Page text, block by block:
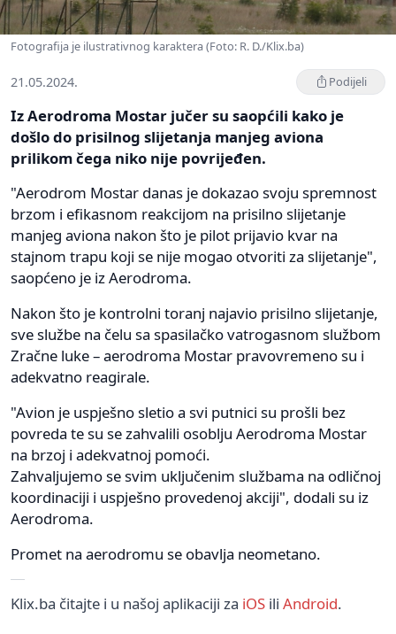
Fotografija je ilustrativnog karaktera (Foto: R. D./Klix.ba)
21.05.2024. Podijeli
Iz Aerodroma Mostar jučer su saopćili kako je
došlo do prisilnog slijetanja manjeg aviona
prilikom čega niko nije povrijeđen.
"Aerodrom Mostar danas je dokazao svoju spremnost
brzom i efikasnom reakcijom na prisilno slijetanje
manjeg aviona nakon što je pilot prijavio kvar na
stajnom trapu koji se nije mogao otvoriti za slijetanje",
saopćeno je iz Aerodroma.
Nakon što je kontrolni toranj najavio prisilno slijetanje,
sve službe na čelu sa spasilačko vatrogasnom službom
Zračne luke – aerodroma Mostar pravovremeno su i
adekvatno reagirale.
"Avion je uspješno sletio a svi putnici su prošli bez
povreda te su se zahvalili osoblju Aerodroma Mostar
na brzoj i adekvatnoj pomoći.
Zahvaljujemo se svim uključenim službama na odličnoj
koordinaciji i uspješno provedenoj akciji", dodali su iz
Aerodroma.
Promet na aerodromu se obavlja neometano.
Klix.ba čitajte i u našoj aplikaciji za iOS ili Android.